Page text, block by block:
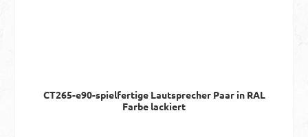
CT265-e90-spielfertige Lautsprecher Paar in RAL
Farbe lackiert